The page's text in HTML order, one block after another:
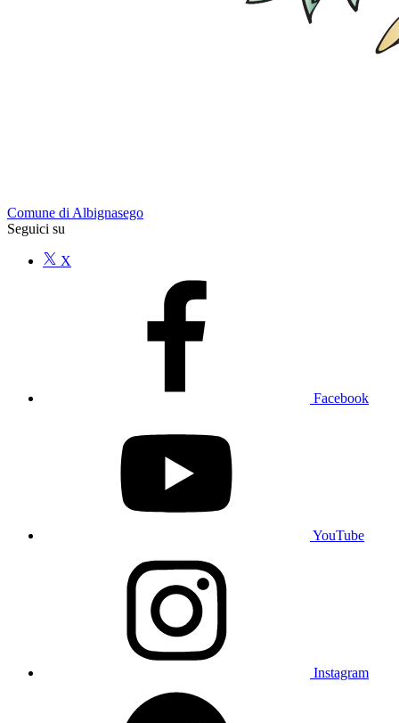
Comune di Albignasego
Seguici su
X
Facebook
YouTube
Instagram